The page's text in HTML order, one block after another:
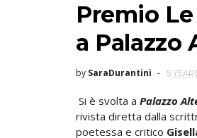
Premio
a Palazzo
by SaraDurantini 5
Si è svolta a Palazzo
rivista diretta dalla
poetessa e critico